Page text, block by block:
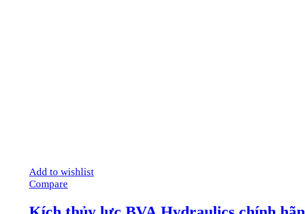
Add to wishlist
Compare